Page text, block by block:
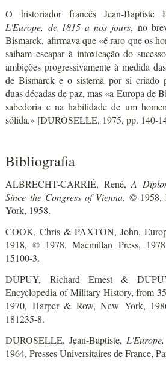
O historiador francês Jean-Baptiste
L'Europe, de 1815 a nos jours, no
Bismarck, afirmava que «é raro que os
saibam escapar à intoxicação do
ambições progressivamente à medida
de Bismarck e o sistema por si criado
duas décadas de paz, mas «a Europa de
sabedoria e na habilidade de um
sólida.» [DUROSELLE, 1975, pp. 140-
Bibliografia
ALBRECHT-CARRIÉ, René,A
Since the Congress of Vienna, © 1958,
York, 1958.
COOK, Chris & PAXTON, John,
1918, © 1978, Macmillan Press,
15100-3.
DUPUY, Richard Ernest &
Encyclopedia of Military History, from
1970, Harper & Row, New York,
181235-8.
DUROSELLE, Jean-Baptiste,
1964, Presses Universitaires de France,